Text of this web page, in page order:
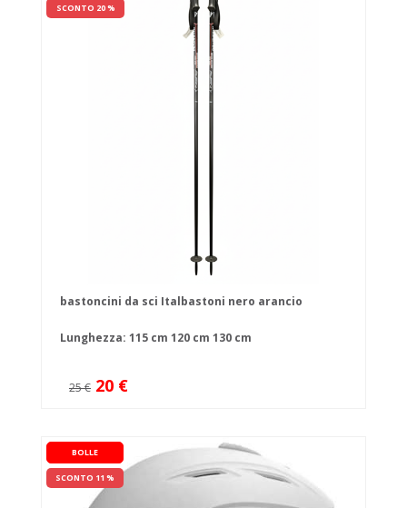
SCONTO 20 %
bastoncini da sci Italbastoni nero arancio
Lunghezza: 115 cm 120 cm 130 cm
25 € 20 €
BOLLE
SCONTO 11 %